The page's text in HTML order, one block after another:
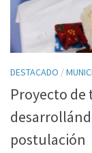
DESTACADO /
Proyecto
postulación